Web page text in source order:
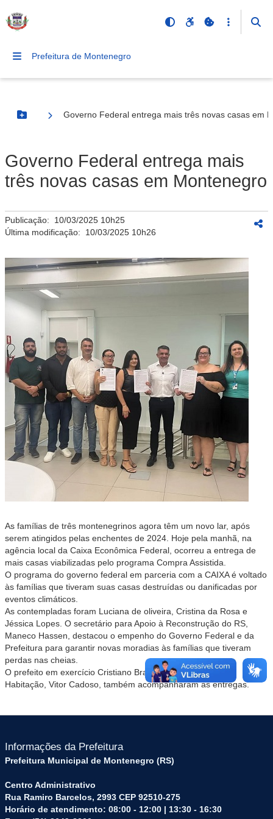
Prefeitura de Montenegro
Botão Menu
Governo Federal entrega mais três novas casas em
Governo Federal entrega mais
três novas casas em Montenegro
Publicação: 10/03/2025 10h25
Última modificação: 10/03/2025 10h26
As famílias de três montenegrinos agora têm um novo lar, após
serem atingidos pelas enchentes de 2024. Hoje pela manhã, na
agência local da Caixa Econômica Federal, ocorreu a entrega de
mais casas viabilizadas pelo programa Compra Assistida.
O programa do governo federal em parceria com a CAIXA é voltado
às famílias que tiveram suas casas destruídas ou danificadas por
eventos climáticos.
As contempladas foram Luciana de oliveira, Cristina da Rosa e
Jéssica Lopes. O secretário para Apoio à Reconstrução do RS,
Maneco Hassen, destacou o empenho do Governo Federal e da
Prefeitura para garantir novas moradias às famílias que tiveram
perdas nas cheias.
O prefeito em exercício Cristiano Braatz e o secretário de
Habitação, Vitor Cadoso, também acompanharam as entregas.
Informações da Prefeitura
Prefeitura Municipal de Montenegro (RS)
Centro Administrativo
Rua Ramiro Barcelos, 2993 CEP 92510-275
Horário de atendimento: 08:00 - 12:00 | 13:30 - 16:30